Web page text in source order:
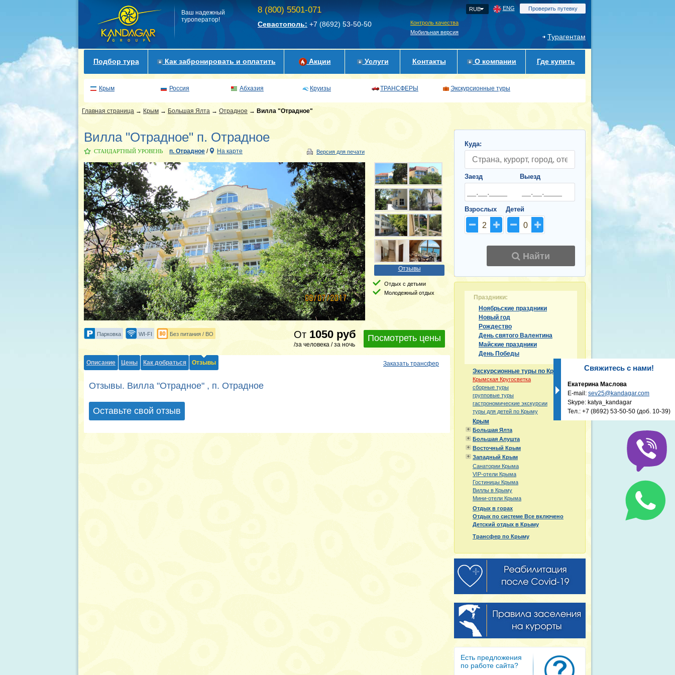
Ваш надежный
туроператор!
8 (800) 5501-071
Севастополь: +7 (8692) 53-50-50
Контроль качества
Мобильная версия
RUB ENG Проверить путевку
Турагентам
Подбор тура Как забронировать и оплатить Акции Услуги Контакты О компании Где купить
Крым Россия Абхазия Круизы ТРАНСФЕРЫ Экскурсионные туры
Главная страница → Крым → Большая Ялта → Отрадное → Вилла "Отрадное"
Вилла "Отрадное" п. Отрадное
СТАНДАРТНЫЙ УРОВЕНЬ п. Отрадное / На карте Версия для печати
Отзывы
Отдых с детьми
Молодежный отдых
Парковка WI-FI Без питания / BO Посмотреть цены
От 1050 руб
/за человека / за ночь
Описание Цены Как добраться Отзывы Заказать трансфер
Отзывы. Вилла "Отрадное" , п. Отрадное
Оставьте свой отзыв
Свяжитесь с нами!
Екатерина Маслова
E-mail: sev25@kandagar.com
Skype: katya_kandagar
Тел.: +7 (8692) 53-50-50 (доб. 10-39)
Куда:
Заезд Выезд
Взрослых
2
Детей
0
Найти
Праздники:
Ноябрьские праздники
Новый год
Рождество
День святого Валентина
Майские праздники
День Победы
Экскурсионные туры по Крыму
Крымская Кругосветка
сборные туры
групповые туры
гастрономические экскурсии
туры для детей по Крыму
Крым
Большая Ялта
Большая Алушта
Восточный Крым
Западный Крым
Санатории Крыма
VIP-отели Крыма
Гостиницы Крыма
Виллы в Крыму
Мини-отели Крыма
Отдых в горах
Отдых по системе Все включено
Детский отдых в Крыму
Трансфер по Крыму
Есть предложения
по работе сайта?